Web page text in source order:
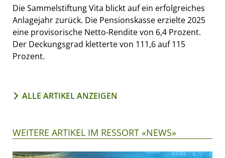
Die Sammelstiftung Vita blickt auf ein erfolgreiches
Anlagejahr zurück. Die Pensionskasse erzielte 2025
eine provisorische Netto-Rendite von 6,4 Prozent.
Der Deckungsgrad kletterte von 111,6 auf 115
Prozent.
ALLE ARTIKEL ANZEIGEN
WEITERE ARTIKEL IM RESSORT «NEWS»